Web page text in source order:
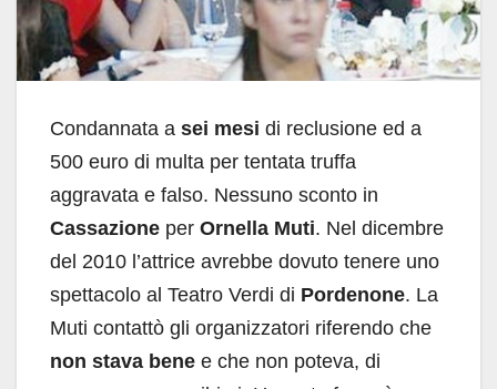
Condannata a sei mesi di reclusione ed a
500 euro di multa per tentata truffa
aggravata e falso. Nessuno sconto in
Cassazione per Ornella Muti. Nel dicembre
del 2010 l’attrice avrebbe dovuto tenere uno
spettacolo al Teatro Verdi di Pordenone. La
Muti contattò gli organizzatori riferendo che
non stava bene e che non poteva, di